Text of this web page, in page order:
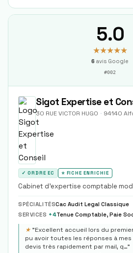
5.0
★★★★★
6 avis Google
#002
Sigot Expertise et
30 RUE VICTOR HUGO · 94140
✓ ORDRE EC ⭐ FICHE ENRICHIE
Cabinet d'expertise comptable
positionné comme un partenaire
dirigeants de PME et startups.
SPÉCIALITÉSCac Audit Legal Classique
SERVICES +4Tenue Comptable, Paie
★ "Excellent accueil lors du
pu avoir toutes les réponses à
devis très rapidement par mail, q…"